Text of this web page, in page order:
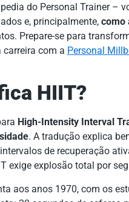
do Personal Trainer –
e, principalmente, como
Prepare-se para
carreira com a Personal
HIIT?
High-Intensity Interval
. A tradução explica
de recuperação
exige explosão total por
aos anos 1970, com os